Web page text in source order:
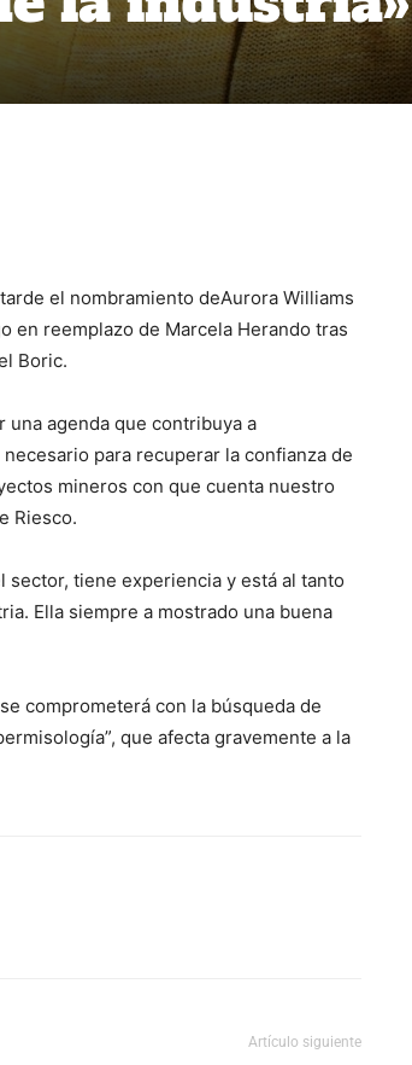
el nombramiento deAurora Williams
en reemplazo de Marcela Herando tras
Boric.
una agenda que contribuya a
para recuperar la confianza de
mineros con que cuenta nuestro
Riesco.
sector, tiene experiencia y está al tanto
Ella siempre a mostrado una buena
comprometerá con la búsqueda de
que afecta gravemente a la
Artículo siguiente